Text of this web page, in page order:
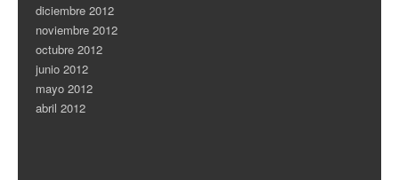
diciembre 2012
noviembre 2012
octubre 2012
junio 2012
mayo 2012
abril 2012